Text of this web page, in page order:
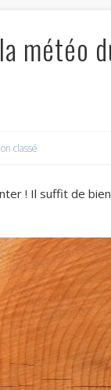
météo
classé
! Il suffit de